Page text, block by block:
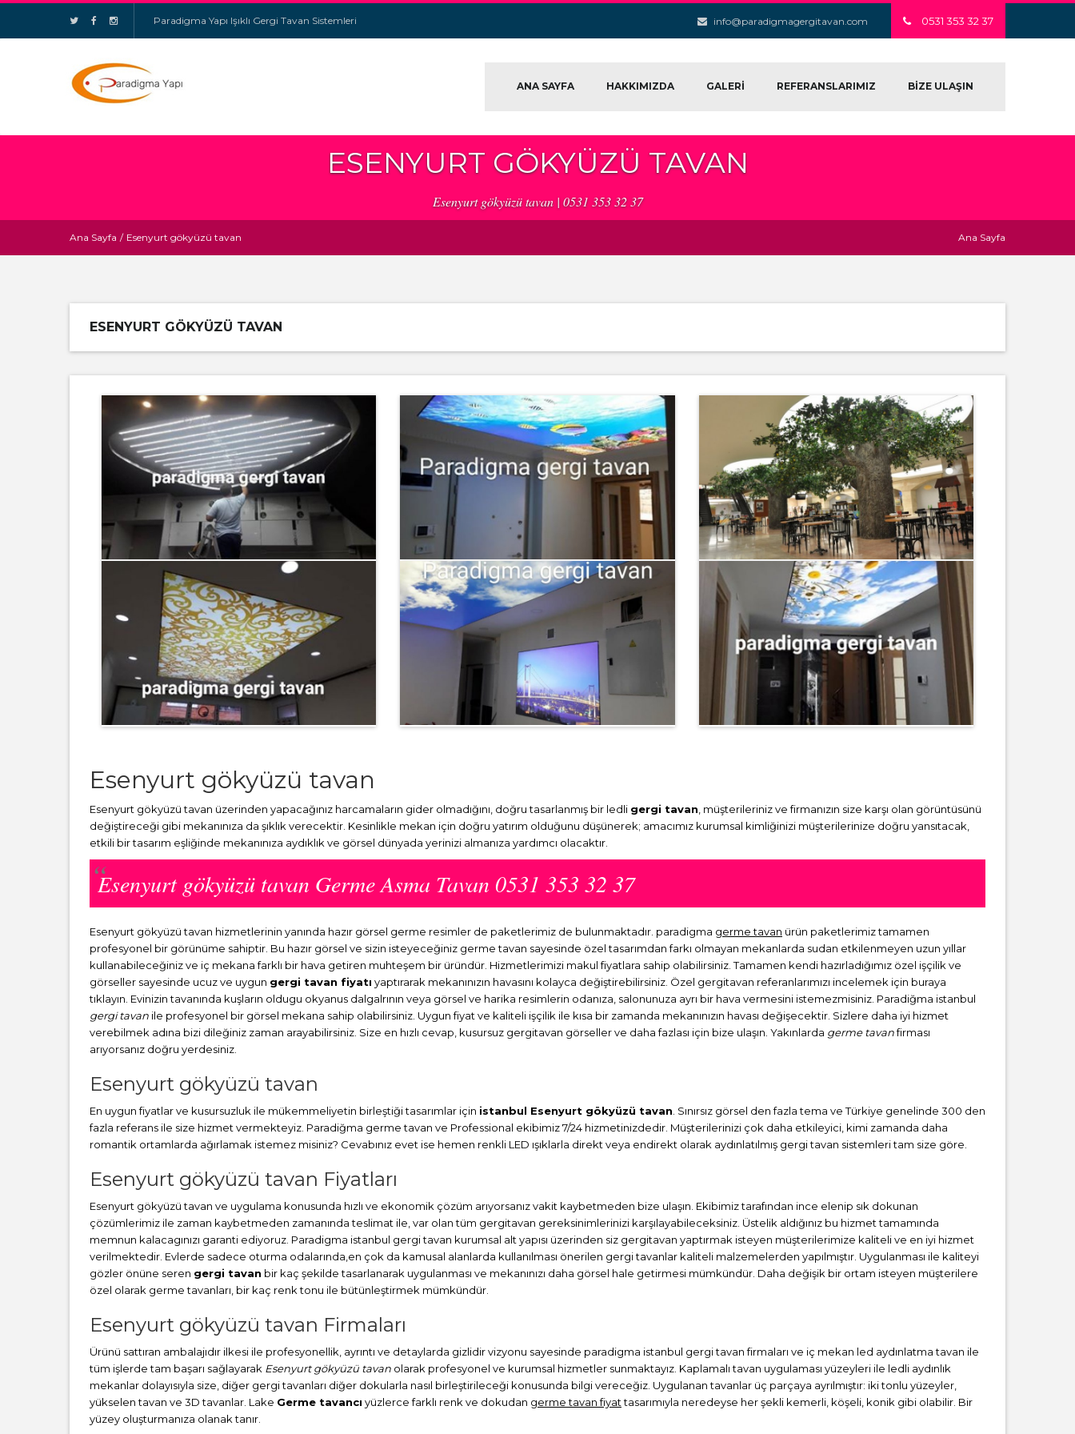
Paradigma Yapı Işıklı Gergi Tavan Sistemleri info@paradigmagergitavan.com 0531 353 32 37
ANA SAYFA HAKKIMIZDA GALERİ REFERANSLARIMIZ BİZE ULAŞIN
ESENYURT GÖKYÜZÜ TAVAN
Esenyurt gökyüzü tavan | 0531 353 32 37
Ana Sayfa / Esenyurt gökyüzü tavan Ana Sayfa
ESENYURT GÖKYÜZÜ TAVAN
Esenyurt gökyüzü tavan
Esenyurt gökyüzü tavan üzerinden yapacağınız harcamaların gider olmadığını, doğru tasarlanmış bir ledli gergi tavan , müşterileriniz ve firmanızın size karşı olan görüntüsünü
değiştireceği gibi mekanınıza da şıklık verecektir. Kesinlikle mekan için doğru yatırım olduğunu düşünerek; amacımız kurumsal kimliğinizi müşterilerinize doğru yansıtacak,
etkili bir tasarım eşliğinde mekanınıza aydıklık ve görsel dünyada yerinizi almanıza yardımcı olacaktır.
Esenyurt gökyüzü tavan Germe Asma Tavan 0531 353 32 37
Esenyurt gökyüzü tavan hizmetlerinin yanında hazır görsel germe resimler de paketlerimiz de bulunmaktadır. paradigma germe tavan ürün paketlerimiz tamamen
profesyonel bir görünüme sahiptir. Bu hazır görsel ve sizin isteyeceğiniz germe tavan sayesinde özel tasarımdan farkı olmayan mekanlarda sudan etkilenmeyen uzun yıllar
kullanabileceğiniz ve iç mekana farklı bir hava getiren muhteşem bir üründür. Hizmetlerimizi makul fiyatlara sahip olabilirsiniz. Tamamen kendi hazırladığımız özel işçilik ve
görseller sayesinde ucuz ve uygun gergi tavan fiyatı yaptırarak mekanınızın havasını kolayca değiştirebilirsiniz. Özel gergitavan referanlarımızı incelemek için buraya
tıklayın. Evinizin tavanında kuşların oldugu okyanus dalgalrının veya görsel ve harika resimlerin odanıza, salonunuza ayrı bir hava vermesini istemezmisiniz. Paradiğma istanbul
gergi tavan ile profesyonel bir görsel mekana sahip olabilirsiniz. Uygun fiyat ve kaliteli işçilik ile kısa bir zamanda mekanınızın havası değişecektir. Sizlere daha iyi hizmet
verebilmek adına bizi dileğiniz zaman arayabilirsiniz. Size en hızlı cevap, kusursuz gergitavan görseller ve daha fazlası için bize ulaşın. Yakınlarda germe tavanfirması
arıyorsanız doğru yerdesiniz.
Esenyurt gökyüzü tavan
En uygun fiyatlar ve kusursuzluk ile mükemmeliyetin birleştiği tasarımlar için istanbul Esenyurt gökyüzü tavan . Sınırsız görsel den fazla tema ve Türkiye genelinde 300 den
fazla referans ile size hizmet vermekteyiz. Paradiğma germe tavan ve Professional ekibimiz 7/24 hizmetinizdedir. Müşterilerinizi çok daha etkileyici, kimi zamanda daha
romantik ortamlarda ağırlamak istemez misiniz? Cevabınız evet ise hemen renkli LED ışıklarla direkt veya endirekt olarak aydınlatılmış gergi tavan sistemleri tam size göre.
Esenyurt gökyüzü tavan Fiyatları
Esenyurt gökyüzü tavan ve uygulama konusunda hızlı ve ekonomik çözüm arıyorsanız vakit kaybetmeden bize ulaşın. Ekibimiz tarafından ince elenip sık dokunan
çözümlerimiz ile zaman kaybetmeden zamanında teslimat ile, var olan tüm gergitavan gereksinimlerinizi karşılayabileceksiniz. Üstelik aldığınız bu hizmet tamamında
memnun kalacagınızı garanti ediyoruz. Paradigma istanbul gergi tavan kurumsal alt yapısı üzerinden siz gergitavan yaptırmak isteyen müşterilerimize kaliteli ve en iyi hizmet
verilmektedir. Evlerde sadece oturma odalarında,en çok da kamusal alanlarda kullanılması önerilen gergi tavanlar kaliteli malzemelerden yapılmıştır. Uygulanması ile kaliteyi
gözler önüne seren gergi tavan bir kaç şekilde tasarlanarak uygulanması ve mekanınızı daha görsel hale getirmesi mümkündür. Daha değişik bir ortam isteyen müşterilere
özel olarak germe tavanları, bir kaç renk tonu ile bütünleştirmek mümkündür.
Esenyurt gökyüzü tavan Firmaları
Ürünü sattıran ambalajıdır ilkesi ile profesyonellik, ayrıntı ve detaylarda gizlidir vizyonu sayesinde paradigma istanbul gergi tavan firmaları ve iç mekan led aydınlatma tavan ile
tüm işlerde tam başarı sağlayarak Esenyurt gökyüzü tavan olarak profesyonel ve kurumsal hizmetler sunmaktayız. Kaplamalı tavan uygulaması yüzeyleri ile ledli aydınlık
mekanlar dolayısıyla size, diğer gergi tavanları diğer dokularla nasıl birleştirileceği konusunda bilgi vereceğiz. Uygulanan tavanlar üç parçaya ayrılmıştır: iki tonlu yüzeyler,
yükselen tavan ve 3D tavanlar. Lake Germe tavancı yüzlerce farklı renk ve dokudan germe tavan fiyattasarımıyla neredeyse her şekli kemerli, köşeli, konik gibi olabilir. Bir
yüzey oluşturmanıza olanak tanır.